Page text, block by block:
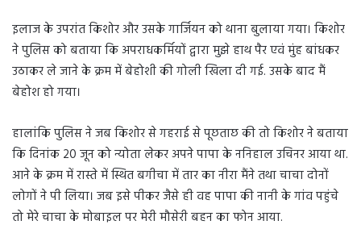
इलाज के उपरांत किशोर और उसके गार्जियन को थाना बुलाया गया। किशोर
ने पुलिस को बताया कि अपराधकर्मियों द्वारा मुझे हाथ पैर एवं मुंह बांधकर
उठाकर ले जाने के क्रम में बेहोशी की गोली खिला दी गई. उसके बाद मैं
बेहोश हो गया।
हालांकि पुलिस ने जब किशोर से गहराई से पूछताछ की तो किशोर ने बताया
कि दिनांक 20 जून को न्योता लेकर अपने पापा के ननिहाल उचिनर आया था.
आने के क्रम में रास्ते में स्थित बगीचा में तार का नीरा मैंने तथा चाचा दोनों
लोगों ने पी लिया। जब इसे पीकर जैसे ही वह पापा की नानी के गांव पहुंचे
तो मेरे चाचा के मोबाइल पर मेरी मौसेरी बहन का फोन आया.